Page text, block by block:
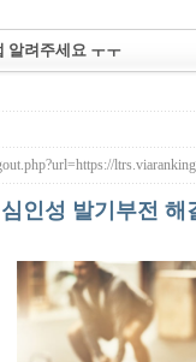
알려주세요 ㅜㅜ
인성 발기부전 해